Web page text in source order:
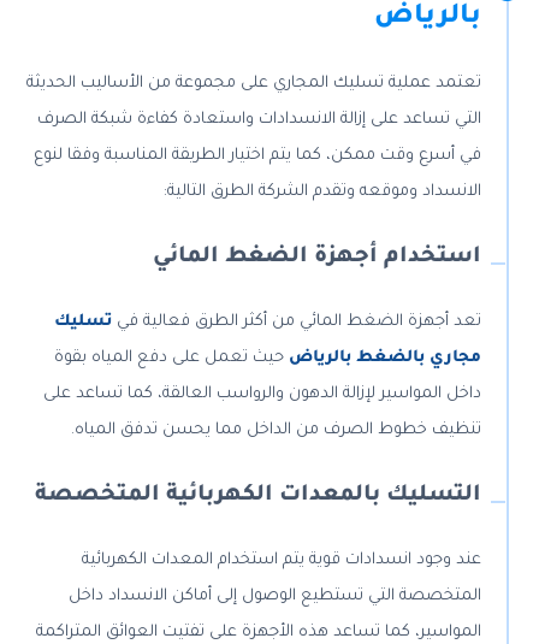
بالرياض
تعتمد عملية تسليك المجاري على مجموعة من الأساليب الحديثة
التي تساعد على إزالة الانسدادات واستعادة كفاءة شبكة الصرف
في أسرع وقت ممكن، كما يتم اختيار الطريقة المناسبة وفقا لنوع
الانسداد وموقعه وتقدم الشركة الطرق التالية:
استخدام أجهزة الضغط المائي
تعد أجهزة الضغط المائي من أكثر الطرق فعالية فيتسليك
مجاري بالضغط بالرياض حيث تعمل على دفع المياه بقوة
داخل المواسير لإزالة الدهون والرواسب العالقة، كما تساعد على
تنظيف خطوط الصرف من الداخل مما يحسن تدفق المياه.
التسليك بالمعدات الكهربائية المتخصصة
عند وجود انسدادات قوية يتم استخدام المعدات الكهربائية
المتخصصة التي تستطيع الوصول إلى أماكن الانسداد داخل
المواسير، كما تساعد هذه الأجهزة على تفتيت العوائق المتراكمة